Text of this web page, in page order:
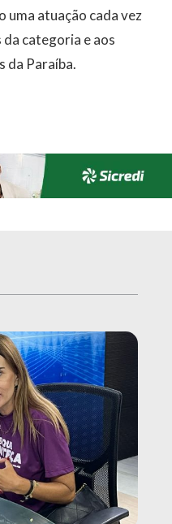
uma atuação cada vez
da categoria e aos
da Paraíba.